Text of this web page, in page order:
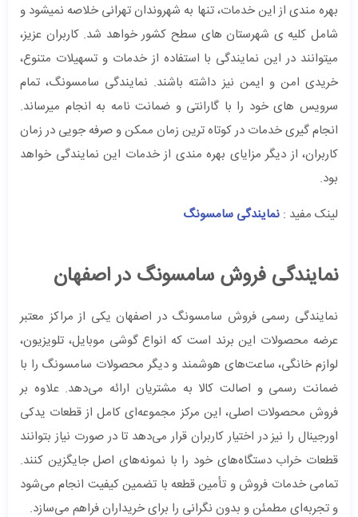
بهره مندی از این خدمات، تنها به شهروندان تهرانی خلاصه نمیشود و
شامل کلیه ی شهرستان های سطح کشور خواهد شد. کاربران عزیز،
میتوانند در این نمایندگی با استفاده از خدمات و تسهیلات متنوع،
خریدی امن و ایمن نیز داشته باشند. نمایندگی سامسونگ، تمام
سرویس های خود را با گارانتی و ضمانت نامه به انجام میرساند.
انجام گیری خدمات در کوتاه ترین زمان ممکن و صرفه جویی در زمان
کاربران، از دیگر مزایای بهره مندی از خدمات این نمایندگی خواهد
بود.
لینک مفید : نمایندگی سامسونگ
نمایندگی فروش سامسونگ در اصفهان
نمایندگی رسمی فروش سامسونگ در اصفهان یکی از مراکز معتبر
عرضه محصولات این برند است که انواع گوشی موبایل، تلویزیون،
لوازم خانگی، ساعت‌های هوشمند و دیگر محصولات سامسونگ را با
ضمانت رسمی و اصالت کالا به مشتریان ارائه می‌دهد. علاوه بر
فروش محصولات اصلی، این مرکز مجموعه‌ای کامل از قطعات یدکی
اورجینال را نیز در اختیار کاربران قرار می‌دهد تا در صورت نیاز بتوانند
قطعات خراب دستگاه‌های خود را با نمونه‌های اصل جایگزین کنند.
تمامی خدمات فروش و تأمین قطعه با تضمین کیفیت انجام می‌شود
و تجربه‌ای مطمئن و بدون نگرانی را برای خریداران فراهم می‌سازد.